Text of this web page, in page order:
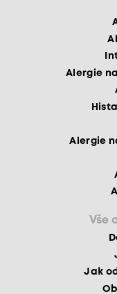
Alergie
Alergie
Vše
Jak